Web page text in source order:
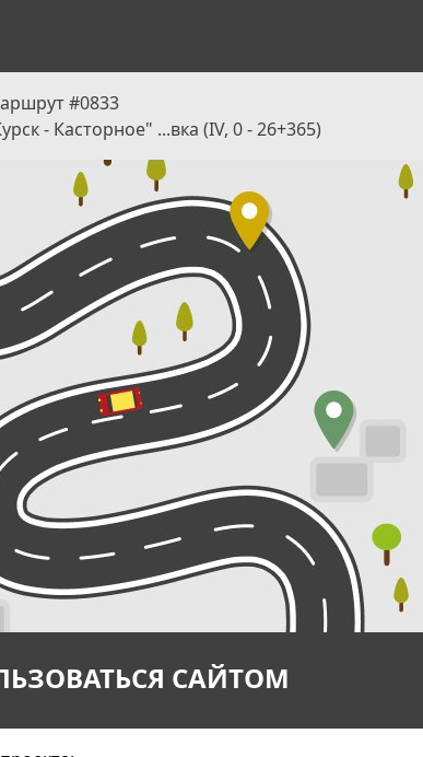
#0833
- Касторное" ...вка (IV, 0 - 26+365)
САЙТОМ